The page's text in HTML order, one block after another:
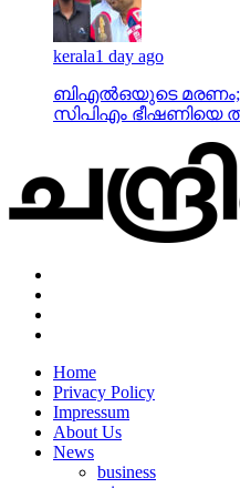
kerala1 day ago
ബിഎല്‍ഒയുടെ
സിപിഎം ഭീഷണിയെ
Home
Privacy Policy
Impressum
About Us
News
business